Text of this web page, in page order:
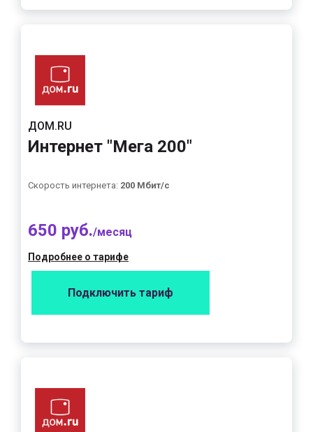
ДОМ.RU
Интернет "Мега 200"
Скорость интернета: 200 Мбит/с
650 руб./месяц
Подробнее о тарифе
Подключить тариф